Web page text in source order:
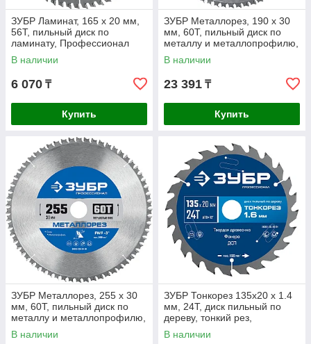
ЗУБР Ламинат, 165 х 20 мм,
56Т, пильный диск по
ламинату, Профессионал
(36930-165-20-56)
В наличии
6 070 ₸
Купить
ЗУБР Металлорез, 190 х 30
мм, 60Т, пильный диск по
металлу и металлопрофилю,
Профессионал (36932-190-
30-60)
В наличии
23 391 ₸
Купить
ЗУБР Металлорез, 255 х 30
мм, 60Т, пильный диск по
металлу и металлопрофилю,
Профессионал (36932-255-
30-60)
В наличии
ЗУБР Тонкорез 135х20 x 1.4
мм, 24Т, диск пильный по
дереву, тонкий рез,
Профессионал (36933-135-
20-24)
В наличии